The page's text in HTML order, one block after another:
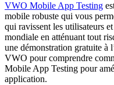
VWO Mobile App Testing
mobile robuste qui vous
qui ravissent les utilisateurs
mondiale en atténuant tout
une démonstration gratuite à
VWO pour comprendre
Mobile App Testing pour
application.